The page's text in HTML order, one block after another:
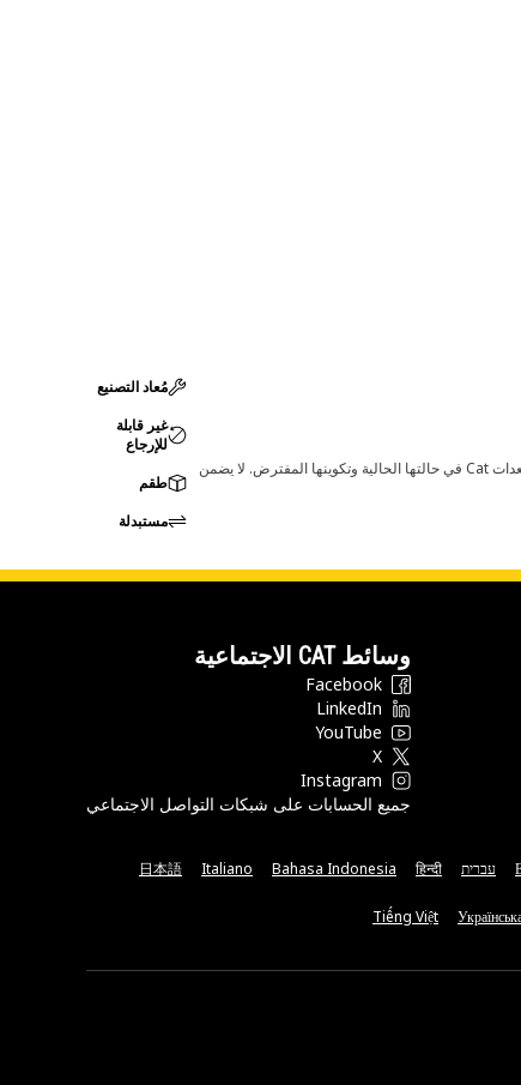
قد تؤدي أي تغييرات في ضبط الشركة المصنعة إلى عدم ملاءمة المنتج لمعدات Cat لديك. يرجى استشارة وكيل Cat لديك قبل الشراء للتأكد من أن هذه القطعة مناسبة لمعدات Cat في حالتها الحالية وتكوينها المفترض. لا يضمن
مُعاد التصنيع
غير قابلة
للإرجاع
طقم
مستبدلة
وسائط CAT الاجتماعية
Facebook
LinkedIn
YouTube
X
Instagram
جميع الحسابات على شبكات التواصل الاجتماعي
עברית हिन्दी
Bahasa Indonesia
Italiano
日本語
Tiếng Việt